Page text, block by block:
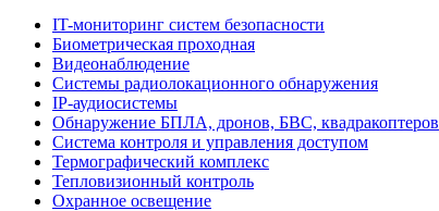
IT-мониторинг систем безопасности
Биометрическая проходная
Видеонаблюдение
Системы радиолокационного обнаружения
IP-аудиосистемы
Обнаружение БПЛА, дронов, БВС, квадракоптеров
Система контроля и управления доступом
Термографический комплекс
Тепловизионный контроль
Охранное освещение